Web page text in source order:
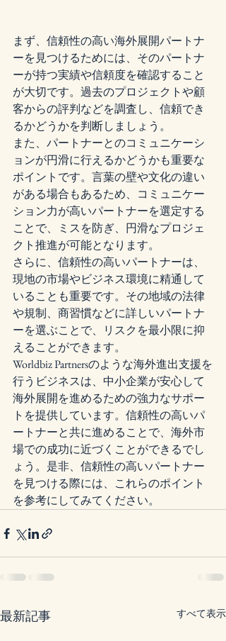
まず、信頼性の高い海外展開パートナ
ーを見つけるためには、そのパートナ
ーが持つ実績や信頼度を確認すること
が大切です。過去のプロジェクトや顧
客からの評判などを調査し、信頼でき
るかどうかを判断しましょう。
また、パートナーとのコミュニケーシ
ョンが円滑に行えるかどうかも重要な
ポイントです。言葉の壁や文化の違い
がある場合もあるため、コミュニケー
ション力が高いパートナーを選定する
ことで、ミスを防ぎ、円滑なプロジェ
クト推進が可能となります。
さらに、信頼性の高いパートナーは、
現地の市場やビジネス環境に精通して
いることも重要です。その地域の法律
や規制、商習慣などに詳しいパートナ
ーを選ぶことで、リスクを最小限に抑
えることができます。
Worldbiz Partnersのような海外進出支援を
行うビジネスは、中小企業が安心して
海外展開を進めるための強力なサポー
トを提供しています。信頼性の高いパ
ートナーと共に進めることで、海外市
場での成功に近づくことができるでし
ょう。是非、信頼性の高いパートナー
を見つける際には、これらのポイント
を参考にしてみてください。
最新記事 すべて表示